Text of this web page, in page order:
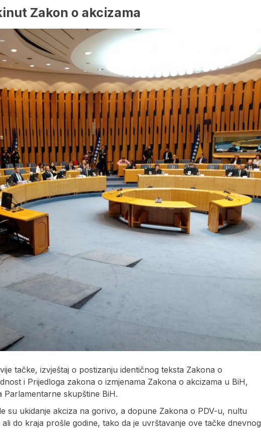
Zakon o akcizama
tačke, izvještaj o postizanju identičnog teksta Zakona o
i Prijedloga zakona o izmjenama Zakona o akcizama u BiH,
Parlamentarne skupštine BiH.
su ukidanje akciza na gorivo, a dopune Zakona o PDV-u, nultu
do kraja prošle godine, tako da je uvrštavanje ove tačke dnevnog